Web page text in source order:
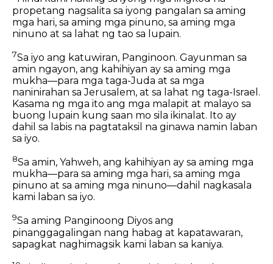
propetang nagsalita sa iyong pangalan sa aming
mga hari, sa aming mga pinuno, sa aming mga
ninuno at sa lahat ng tao sa lupain.
7Sa iyo ang katuwiran, Panginoon. Gayunman sa
amin ngayon, ang kahihiyan ay sa aming mga
mukha—para mga taga-Juda at sa mga
naninirahan sa Jerusalem, at sa lahat ng taga-Israel.
Kasama ng mga ito ang mga malapit at malayo sa
buong lupain kung saan mo sila ikinalat. Ito ay
dahil sa labis na pagtataksil na ginawa namin laban
sa iyo.
8Sa amin, Yahweh, ang kahihiyan ay sa aming mga
mukha—para sa aming mga hari, sa aming mga
pinuno at sa aming mga ninuno—dahil nagkasala
kami laban sa iyo.
9Sa aming Panginoong Diyos ang
pinanggagalingan nang habag at kapatawaran,
sapagkat naghimagsik kami laban sa kaniya.